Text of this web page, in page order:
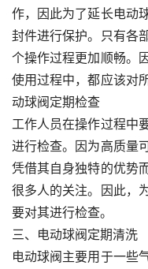
作，因此为了延长电动
封件进行保护。只有各
个操作过程更加顺畅。
使用过程中，都应该对
动球阀定期检查
工作人员在操作过程中
进行检查。因为高质量
凭借其自身独特的优势
很多人的关注。因此，
要对其进行检查。
三、电动球阀定期清洗
电动球阀主要用于一些